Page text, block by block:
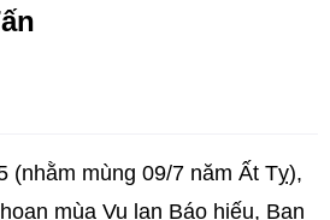
(nhằm mùng 09/7 năm Ất Tỵ),
mùa Vu lan Báo hiếu, Ban